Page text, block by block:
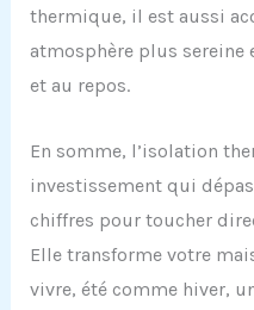
thermique, il est aussi
atmosphère plus sereine
et au repos.
En somme, l’isolation
investissement qui
chiffres pour toucher
Elle transforme votre
vivre, été comme hiver,